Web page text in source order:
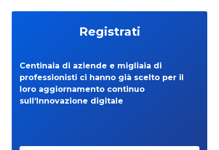
Registrati
Centinaia di aziende e migliaia di
professionisti ci hanno già scelto per il
loro aggiornamento continuo
sull’Innovazione digitale